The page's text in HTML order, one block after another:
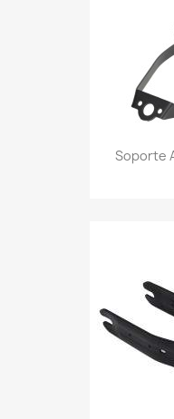
Soporte